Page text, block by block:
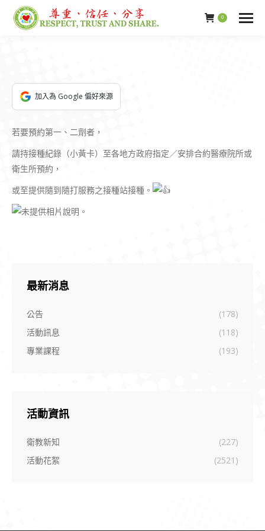
0
加入為 Google 偏好來源
若要預約第一、二劑者，
請持接種紀錄（小黃卡）至各地方政府指定／安排合約醫療院所或
衛生所預約，
或至提供隨到隨打服務之接種站接種。
最新消息
公告
(178)
活動訊息
(118)
專業課程
(193)
活動資訊
衛教新知
(227)
活動花絮
(2521)